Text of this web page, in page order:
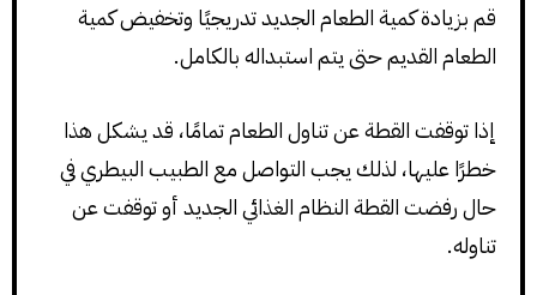
قم بزيادة كمية الطعام الجديد تدريجيًا وتخفيض كمية
الطعام القديم حتى يتم استبداله بالكامل.
إذا توقفت القطة عن تناول الطعام تمامًا، قد يشكل هذا
خطرًا عليها، لذلك يجب التواصل مع الطبيب البيطري في
حال رفضت القطة النظام الغذائي الجديد أو توقفت عن
تناوله.